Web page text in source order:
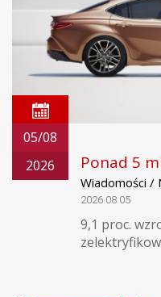
05/08
2026
Ponad 5
Wiadomości /
2026.08.05
9,1 proc.